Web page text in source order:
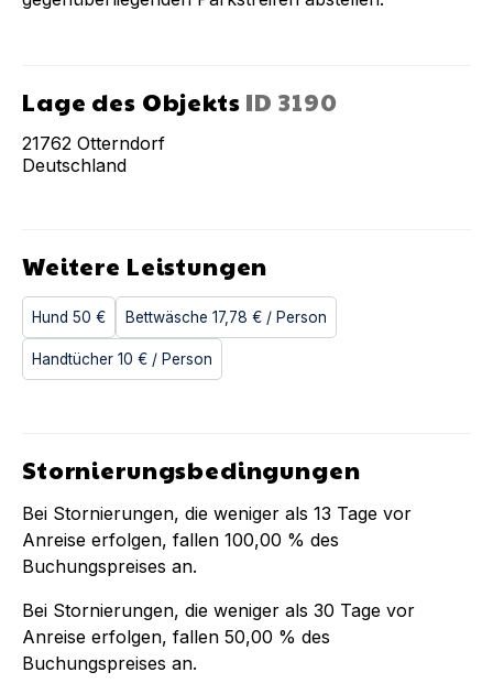
Lage des Objekts ID3190
21762 Otterndorf
Deutschland
Weitere Leistungen
Hund 50 € Bettwäsche 17,78 € / Person
Handtücher 10 € / Person
Stornierungsbedingungen
Bei Stornierungen, die weniger als 13 Tage vor
Anreise erfolgen, fallen 100,00 % des
Buchungspreises an.
Bei Stornierungen, die weniger als 30 Tage vor
Anreise erfolgen, fallen 50,00 % des
Buchungspreises an.